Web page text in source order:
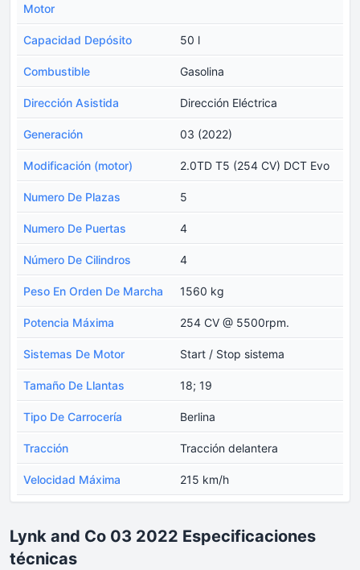
Motor
Capacidad Depósito 50 l
Combustible Gasolina
Dirección Asistida Dirección Eléctrica
Generación 03 (2022)
Modificación (motor) 2.0TD T5 (254 CV) DCT Evo
Numero De Plazas 5
Numero De Puertas 4
Número De Cilindros 4
Peso En Orden De Marcha 1560 kg
Potencia Máxima 254 CV @ 5500rpm.
Sistemas De Motor Start / Stop sistema
Tamaño De Llantas 18; 19
Tipo De Carrocería Berlina
Tracción Tracción delantera
Velocidad Máxima 215 km/h
Lynk and Co 03 2022 Especificaciones
técnicas